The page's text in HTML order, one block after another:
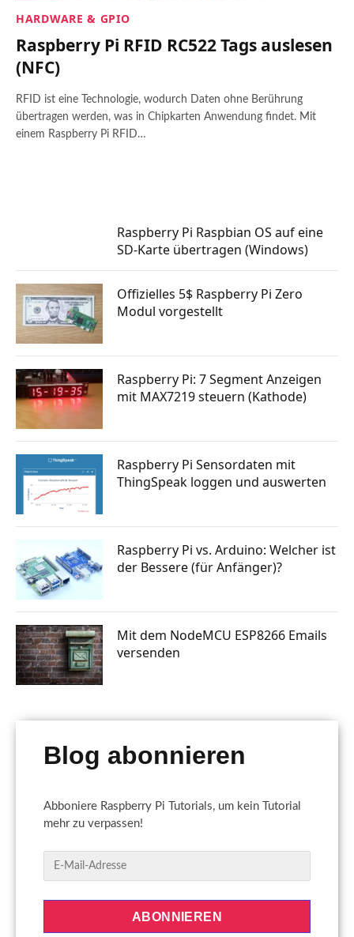
HARDWARE & GPIO
Raspberry Pi RFID RC522 Tags auslesen
(NFC)
RFID ist eine Technologie, wodurch Daten ohne Berührung
übertragen werden, was in Chipkarten Anwendung findet. Mit
einem Raspberry Pi RFID…
Raspberry Pi Raspbian OS auf eine
SD-Karte übertragen (Windows)
Offizielles 5$ Raspberry Pi Zero
Modul vorgestellt
Raspberry Pi: 7 Segment Anzeigen
mit MAX7219 steuern (Kathode)
Raspberry Pi Sensordaten mit
ThingSpeak loggen und auswerten
Raspberry Pi vs. Arduino: Welcher ist
der Bessere (für Anfänger)?
Mit dem NodeMCU ESP8266 Emails
versenden
Blog abonnieren
Abboniere Raspberry Pi Tutorials, um kein Tutorial
mehr zu verpassen!
ABONNIEREN